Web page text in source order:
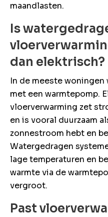
maandlasten.
Is
dan elektrisch?
In de meeste
met een warmtepomp.
vloerverwarming zet
en is vooral duurzaam
zonnestroom hebt en
Watergedragen
lage temperaturen en
warmte via de
vergroot.
Past